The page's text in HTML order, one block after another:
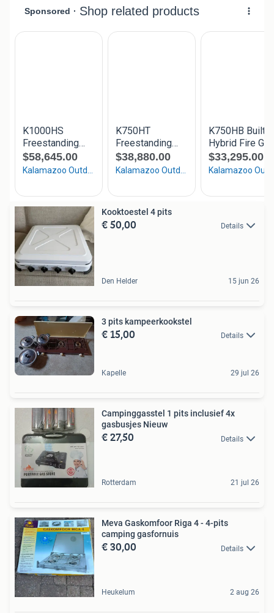
Kooktoestel 4 pits
€ 50,00 Details
Den Helder 15 jun 26
3 pits kampeerkookstel
€ 15,00 Details
Kapelle 29 jul 26
Campinggasstel 1 pits inclusief 4x
gasbusjes Nieuw
€ 27,50 Details
Rotterdam 21 jul 26
Meva Gaskomfoor Riga 4 - 4-pits
camping gasfornuis
€ 30,00 Details
Heukelum 2 aug 26